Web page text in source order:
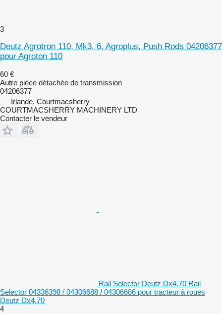
3
Deutz Agrotron 110, Mk3, 6, Agroplus, Push Rods 04206377
pour Agroton 110
60 €
Autre pièce détachée de transmission
04206377
Irlande, Courtmacsherry
COURTMACSHERRY MACHINERY LTD
Contacter le vendeur
Rail Selector Deutz Dx4.70 Rail
Selector 04336398 / 04306688 / 04306686 pour tracteur à roues
Deutz Dx4.70
4